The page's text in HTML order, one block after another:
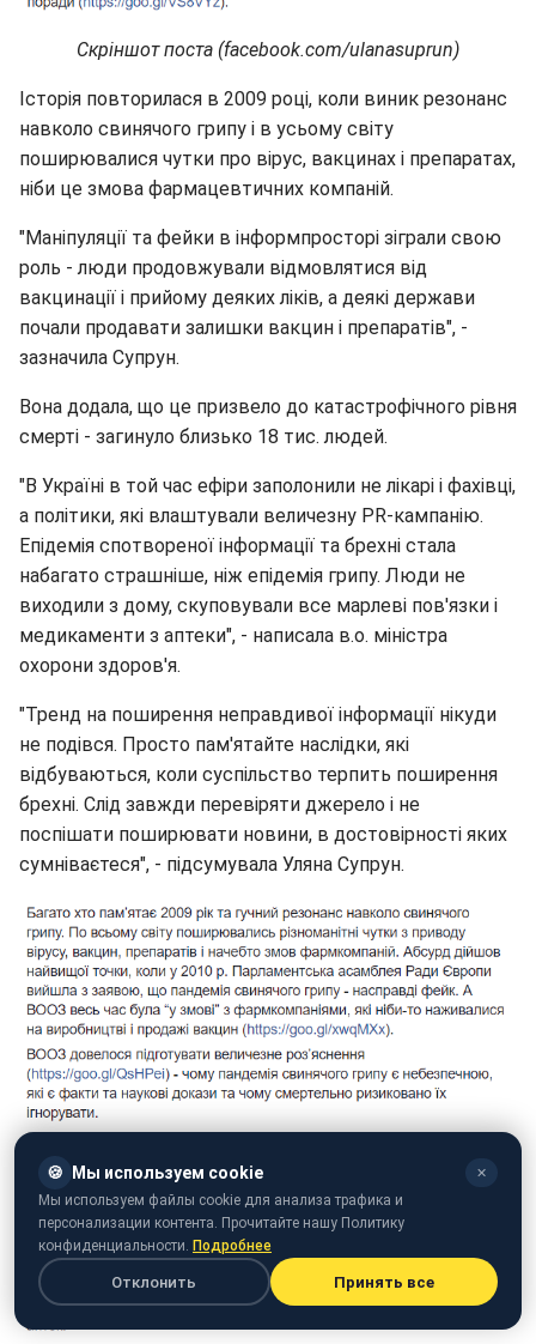
Скріншот поста (facebook.com/ulanasuprun)
Історія повторилася в 2009 році, коли виник резонанс
навколо свинячого грипу і в усьому світу
поширювалися чутки про вірус, вакцинах і препаратах,
ніби це змова фармацевтичних компаній.
"Маніпуляції та фейки в інформпросторі зіграли свою
роль - люди продовжували відмовлятися від
вакцинації і прийому деяких ліків, а деякі держави
почали продавати залишки вакцин і препаратів", -
зазначила Супрун.
Вона додала, що це призвело до катастрофічного рівня
смерті - загинуло близько 18 тис. людей.
"В Україні в той час ефіри заполонили не лікарі і фахівці,
а політики, які влаштували величезну PR-кампанію.
Епідемія спотвореної інформації та брехні стала
набагато страшніше, ніж епідемія грипу. Люди не
виходили з дому, скуповували все марлеві пов'язки і
медикаменти з аптеки", - написала в.о. міністра
охорони здоров'я.
"Тренд на поширення неправдивої інформації нікуди
не подівся. Просто пам'ятайте наслідки, які
відбуваються, коли суспільство терпить поширення
брехні. Слід завжди перевіряти джерело і не
поспішати поширювати новини, в достовірності яких
сумніваєтеся", - підсумувала Уляна Супрун.
🍪 Мы используем cookie ✕
Мы используем файлы cookie для анализа трафика и
персонализации контента. Прочитайте нашу Политику
конфиденциальности. Подробнее
Отклонить Принять все